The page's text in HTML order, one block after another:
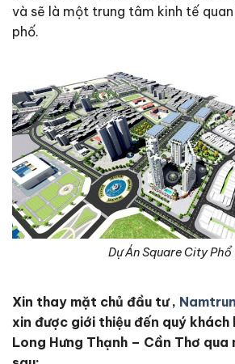
và sẽ là một trung tâm kinh tế
phố.
Dự Án Square City Phổ
Xin thay mặt chủ đầu tư ,
xin được giới thiệu đến quý khách
Long Hưng Thạnh – Cần Thơ